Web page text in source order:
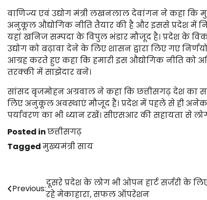
वाणिज्य एवं उद्योग मंत्री लखनलाल देवांगन ने कहा कि
अनुकूल औद्योगिक नीति तैयार की है और इससे प्रदेश में
यहां खनिज सम्पदा के विपुल भंडार मौजूद है। प्रदेश के
उद्योग को बढ़ावा देने के लिए शासन द्वारा लिए गए
आग्रह करते हुए कहा कि हमारी इस औद्योगिक नीति
तरक्की में साझेदार बने।
सांसद बृजमोहन अग्रवाल ने कहा कि छत्तीसगढ़ देश का
लिए अनुकूल अवस्थाएं मौजूद हैं। प्रदेश में पहले से ही अनेक
पर्यावरण का भी ध्यान रखें। सीएसआर की सहायता से
Posted inछत्तीसगढ़
Taggedमुख्यमंत्री साय
Post
Previous:
दूसरे प्रदेश के लोग भी ओपन हार्ट सर्जरी के
रहे मेकाहारा, सफल ऑपरेशन